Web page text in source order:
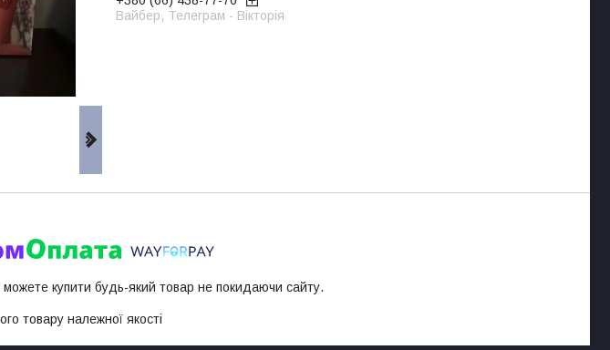
Вайбер, Телеграм - Вікторія
можете купити будь-який товар не покидаючи сайту.
товару належної якості